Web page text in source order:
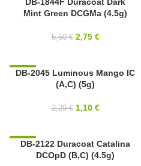
11/0Mint Green DCGMa (4.5g)
5,50€ 2,75 €
-50%
DB-2045 Luminous Mango IC
(A,C) (5g)
2,20€ 1,10 €
-50%
DB-2122 Duracoat Catalina
DCOpD (B,C) (4.5g)